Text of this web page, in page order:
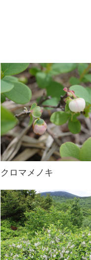
クロマメノキ